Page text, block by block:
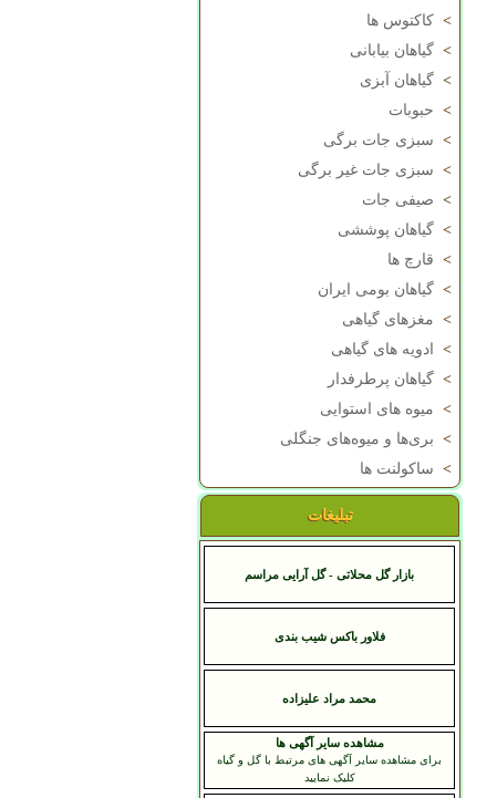
> کاکتوس ها
> گیاهان بیابانی
> گیاهان آبزی
> حبوبات
> سبزی جات برگی
> سبزی جات غیر برگی
> صیفی جات
> گیاهان پوششی
> قارچ ها
> گیاهان بومی ایران
> مغزهای گیاهی
>
ادویه های گیاهی
> گیاهان پرطرفدار
> میوه های استوایی
> بری‌ها و میوه‌های جنگلی
> ساکولنت ها
تبلیغات
بازار گل محلاتی - گل آرایی مراسم
فلاور باکس شیب بندی
محمد مراد عليزاده
مشاهده سایر آگهی ها
برای مشاهده سایر آگهی های مرتبط با گل و گیاه
کلیک نمایید